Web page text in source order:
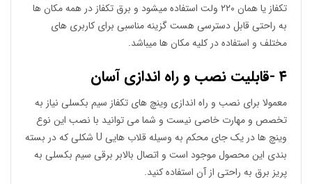
تکفاز یا همان ۲۲۰ ولت استفاده میشود و برق تکفاز در همه مکان ها
به راحتی قابل دسترسی هست گزینه مناسبی برای کاربری های
مختلف و استفاده در کلیه مکان ها میباشد.
۴ -قابلیت نصب و راه اندازی آسان
معمولا برای نصب و راه اندازی وینچ های تکفاز سیم بکسلی نیاز به
تخصص و مهارت خاصی نیست و شما می توانید با نصب این نوع
وینچ ها در یک جای محکم به وسیله قلاب هایی U شکلی که در بسته
بندی این محصول موجود است و اتصال بالابر برقی سیم بکسلی به
پریز برق به راحتی از آن استفاده کنید.